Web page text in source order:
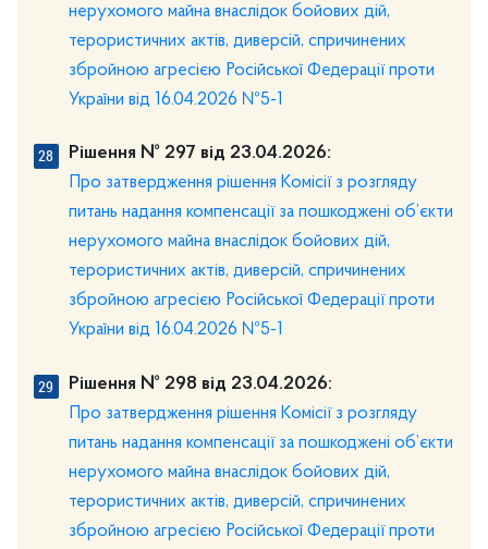
нерухомого майна внаслідок бойових дій,
терористичних актів, диверсій, спричинених
збройною агресією Російської Федерації проти
України від 16.04.2026 №5-1
Рішення № 297 від 23.04.2026:
Про затвердження рішення Комісії з розгляду
питань надання компенсації за пошкоджені об’єкти
нерухомого майна внаслідок бойових дій,
терористичних актів, диверсій, спричинених
збройною агресією Російської Федерації проти
України від 16.04.2026 №5-1
Рішення № 298 від 23.04.2026:
Про затвердження рішення Комісії з розгляду
питань надання компенсації за пошкоджені об’єкти
нерухомого майна внаслідок бойових дій,
терористичних актів, диверсій, спричинених
збройною агресією Російської Федерації проти